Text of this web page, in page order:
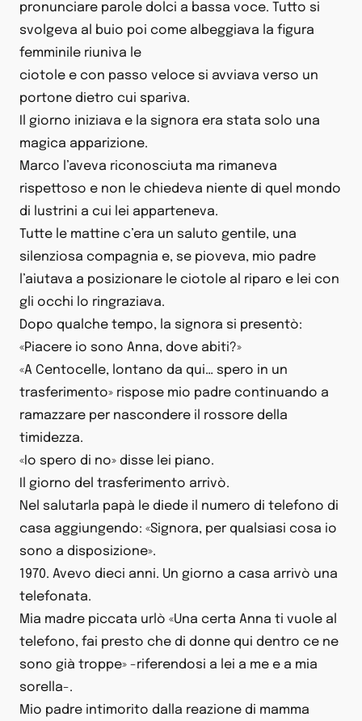
pronunciare parole dolci a bassa voce. Tutto si
svolgeva al buio poi come albeggiava la figura
femminile riuniva le
ciotole e con passo veloce si avviava verso un
portone dietro cui spariva.
Il giorno iniziava e la signora era stata solo una
magica apparizione.
Marco l’aveva riconosciuta ma rimaneva
rispettoso e non le chiedeva niente di quel mondo
di lustrini a cui lei apparteneva.
Tutte le mattine c’era un saluto gentile, una
silenziosa compagnia e, se pioveva, mio padre
l’aiutava a posizionare le ciotole al riparo e lei con
gli occhi lo ringraziava.
Dopo qualche tempo, la signora si presentò:
«Piacere io sono Anna, dove abiti?»
«A Centocelle, lontano da qui… spero in un
trasferimento» rispose mio padre continuando a
ramazzare per nascondere il rossore della
timidezza.
«Io spero di no» disse lei piano.
Il giorno del trasferimento arrivò.
Nel salutarla papà le diede il numero di telefono di
casa aggiungendo: «Signora, per qualsiasi cosa io
sono a disposizione».
1970. Avevo dieci anni. Un giorno a casa arrivò una
telefonata.
Mia madre piccata urlò «Una certa Anna ti vuole al
telefono, fai presto che di donne qui dentro ce ne
sono già troppe» -riferendosi a lei a me e a mia
sorella-.
Mio padre intimorito dalla reazione di mamma